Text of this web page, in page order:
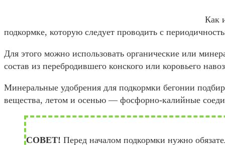
Как
подкормке, которую следует проводить с
Для этого можно использовать органические или
состав из перебродившего конского или коровьего
Минеральные удобрения для подкормки бегонии
вещества, летом и осенью — фосфорно-калийные
СОВЕТ! Перед началом подкормки нужно